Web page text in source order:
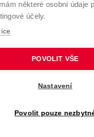
fondů
údajů
odkaz)
1
www.vut.cz
vut@vutbr.cz
VUT
některé osobní údaje
účely.
POVOLIT VŠE
Nastavení
Povolit pouze